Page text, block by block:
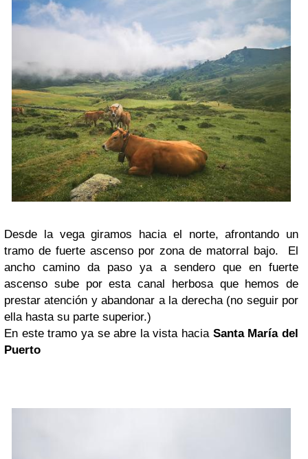
Desde la vega giramos hacia el norte, afrontando un
tramo de fuerte ascenso por zona de matorral bajo. El
ancho camino da paso ya a sendero que en fuerte
ascenso sube por esta canal herbosa que hemos de
prestar atención y abandonar a la derecha (no seguir por
ella hasta su parte superior.)
En este tramo ya se abre la vista hacia Santa María del
Puerto